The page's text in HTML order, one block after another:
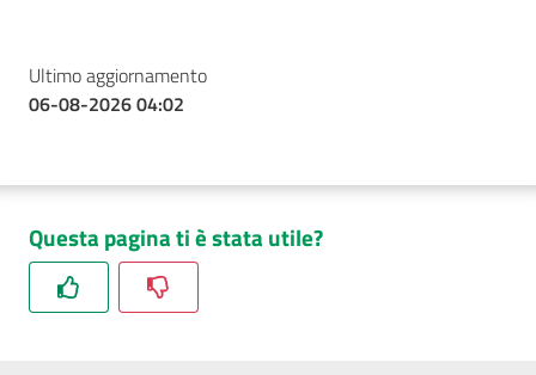
Ultimo aggiornamento
06-08-2026 04:02
Questa pagina ti è stata utile?